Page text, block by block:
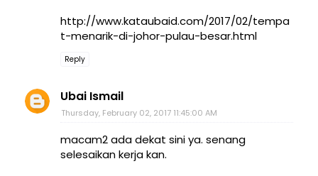
http://www.kataubaid.com/2017/02/tempa
t-menarik-di-johor-pulau-besar.html
Reply
Ubai Ismail
Thursday, February 02, 2017 11:45:00 AM
macam2 ada dekat sini ya. senang
selesaikan kerja kan.